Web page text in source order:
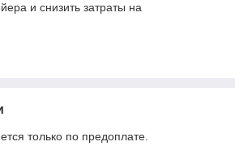
и снизить затраты на
только по предоплате.